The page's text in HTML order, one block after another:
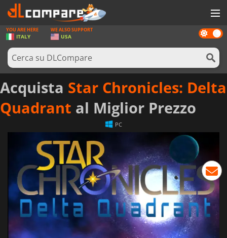
GIOCHI
PREPAGATE
SOFTWARE
REWARDS
HARDWARE
ACCEDI O REGISTRATI
Dark
mode
YOU ARE HERE
ITALY
WE ALSO SUPPORT
USA
Acquista Star Chronicles: Delta
Quadrant al Miglior Prezzo
PC